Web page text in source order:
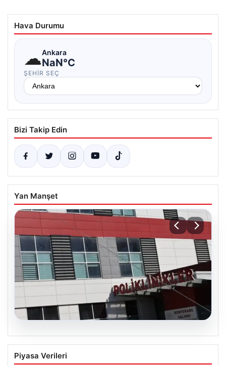
Hava Durumu
☁Ankara
NaN°C
ŞEHIR SEÇ
Bizi Takip Edin
Yan Manşet
05.08.2026
Osmaniye’de fabrikada yangın: 2 işçi
hayatını kaybetti
Piyasa Verileri